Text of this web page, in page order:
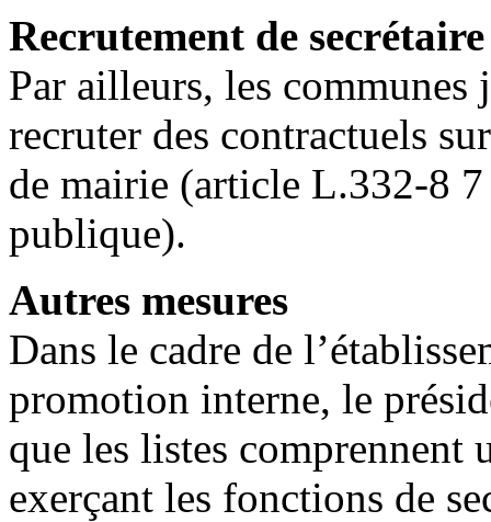
Recrutement de
Par ailleurs, les communes
recruter des contractuels
de mairie (article L.332-8
publique).
Autres mesures
Dans le cadre de
promotion interne, le
que les listes comprennent
exerçant les fonctions de